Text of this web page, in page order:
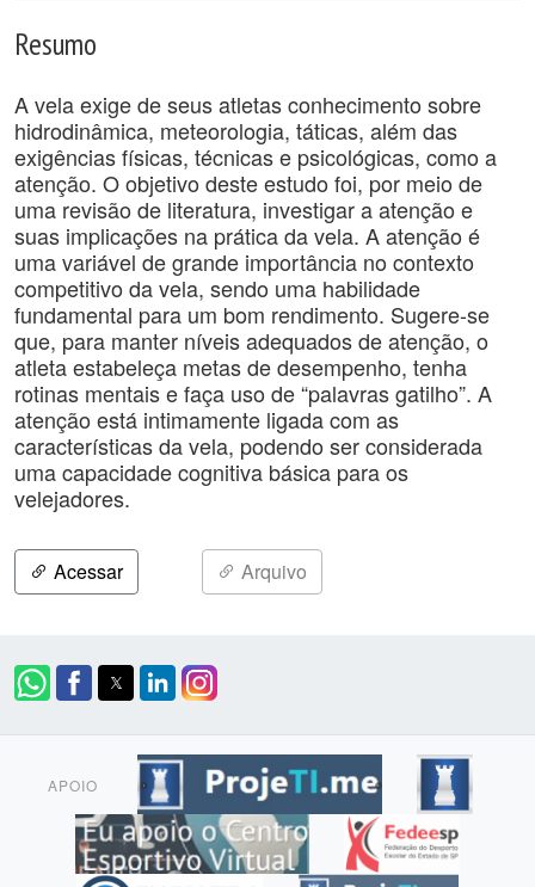
Resumo
A vela exige de seus atletas conhecimento sobre
hidrodinâmica, meteorologia, táticas, além das
exigências físicas, técnicas e psicológicas, como a
atenção. O objetivo deste estudo foi, por meio de
uma revisão de literatura, investigar a atenção e
suas implicações na prática da vela. A atenção é
uma variável de grande importância no contexto
competitivo da vela, sendo uma habilidade
fundamental para um bom rendimento. Sugere-se
que, para manter níveis adequados de atenção, o
atleta estabeleça metas de desempenho, tenha
rotinas mentais e faça uso de “palavras gatilho”. A
atenção está intimamente ligada com as
características da vela, podendo ser considerada
uma capacidade cognitiva básica para os
velejadores.
Acessar Arquivo
APOIO